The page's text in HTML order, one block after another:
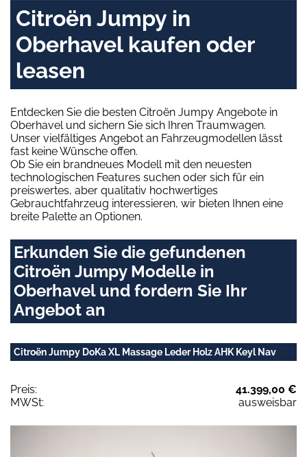
Citroën Jumpy in
Oberhavel kaufen oder
leasen
Entdecken Sie die besten Citroën Jumpy Angebote in
Oberhavel und sichern Sie sich Ihren Traumwagen.
Unser vielfältiges Angebot an Fahrzeugmodellen lässt
fast keine Wünsche offen.
Ob Sie ein brandneues Modell mit den neuesten
technologischen Features suchen oder sich für ein
preiswertes, aber qualitativ hochwertiges
Gebrauchtfahrzeug interessieren, wir bieten Ihnen eine
breite Palette an Optionen.
Erkunden Sie die gefundenen
Citroën Jumpy Modelle in
Oberhavel und fordern Sie Ihr
Angebot an
Citroën Jumpy DoKa XL Massage Leder Holz AHK Keyl Nav
Preis:
41.399,00 €
MWSt:
ausweisbar